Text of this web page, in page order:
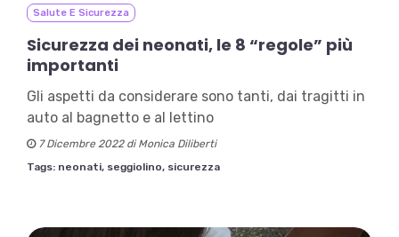
Salute E Sicurezza
Sicurezza dei neonati, le 8 “regole” più
importanti
Gli aspetti da considerare sono tanti, dai tragitti in
auto al bagnetto e al lettino
7 Dicembre 2022 di Monica Diliberti
Tags: neonati, seggiolino, sicurezza